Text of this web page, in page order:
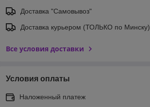
Доставка "Самовывоз"
Доставка курьером (ТОЛЬКО по Минску)
Все условия доставки
Условия оплаты
Наложенный платеж